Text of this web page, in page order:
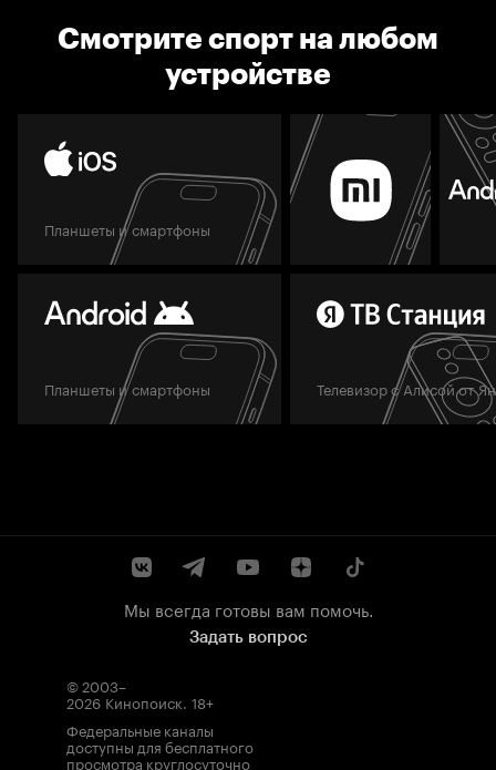
Смотрите спорт на любом
устройстве
Планшеты и смартфоны
Планшеты и смартфоны Телевизор с Алисой от
Мы всегда готовы вам помочь.
Задать вопрос
© 2003–
2026 Кинопоиск. 18+
Федеральные каналы
доступны для бесплатного
просмотра круглосуточно